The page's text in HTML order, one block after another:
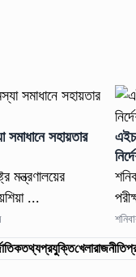
সমাধানে সহায়তার
মন্ত্রণালয়ের
...
তথ্যপ্রযুক্তিখেলারাজনীতি